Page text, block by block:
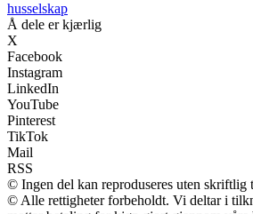
husselskap
Å dele er kjærlig
X
Facebook
Instagram
LinkedIn
YouTube
Pinterest
TikTok
Mail
RSS
© Ingen del kan reproduseres uten skriftlig
© Alle rettigheter forbeholdt. Vi deltar i